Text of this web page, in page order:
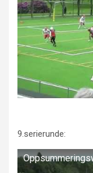
9.serierunde: